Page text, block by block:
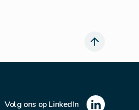
Volg ons op LinkedIn